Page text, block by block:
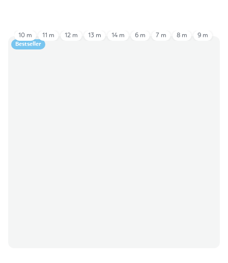
Bestseller
10 m 11 m 12 m 13 m 14 m 6 m 7 m 8 m 9 m